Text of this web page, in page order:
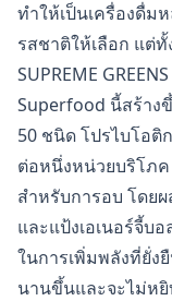
ทำให้เป็นเครื่องดื่ม
รสชาติให้เลือก แต่
SUPREME
Superfood นี้สร้าง
50 ชนิด โปรไบโอติ
ต่อหนึ่งหน่วยบริโภ
สำหรับการอบ โดย
และแป้งเอเนอร์จี้บ
ในการเพิ่มพลังที่ยั่ง
นานขึ้นและจะไม่ห